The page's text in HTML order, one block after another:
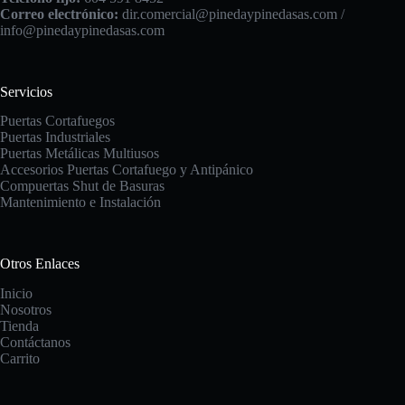
Correo electrónico: dir.comercial@pinedaypinedasas.com /
info@pinedaypinedasas.com
Servicios
Puertas Cortafuegos
Puertas Industriales
Puertas Metálicas Multiusos
Accesorios Puertas Cortafuego y Antipánico
Compuertas Shut de Basuras
Mantenimiento e Instalación
Otros Enlaces
Inicio
Nosotros
Tienda
Contáctanos
Carrito